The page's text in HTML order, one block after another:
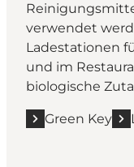
verwendet
Ladestationen
und im
biologische
Green Key